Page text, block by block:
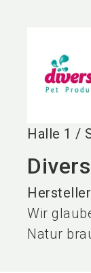
Halle 1 /
Hersteller
Wir
Natur